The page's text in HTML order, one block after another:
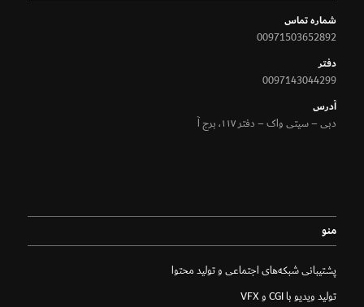
شماره تماس
00971503652892
دفتر
0097143044299
آدرس
دبی – سیتی واک – دفتر ۱۱۷، برج آ
منو
پشتیبانی شبکه‌های اجتماعی و تولید محتوا
تولید ویدیو با CGI و VFX